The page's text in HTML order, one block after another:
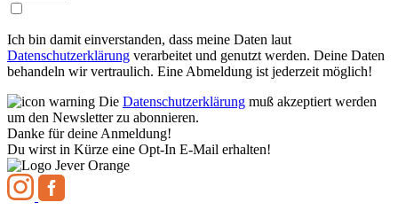
Ich bin damit einverstanden, dass meine Daten laut
Datenschutzerklärung verarbeitet und genutzt werden. Deine Daten
behandeln wir vertraulich. Eine Abmeldung ist jederzeit möglich!
Die Datenschutzerklärung muß akzeptiert werden
um den Newsletter zu abonnieren.
Danke für deine Anmeldung!
Du wirst in Kürze eine Opt-In E-Mail erhalten!